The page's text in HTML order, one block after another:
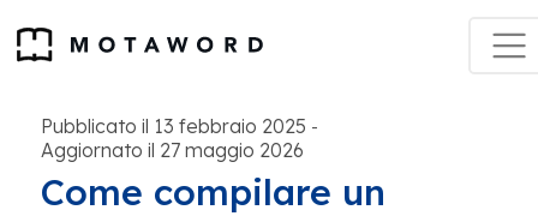
Pubblicato il 13 febbraio 2025 -
Aggiornato il 27 maggio 2026
Come compilare un